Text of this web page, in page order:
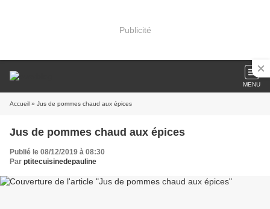
Publicité
MENU
Accueil » Jus de pommes chaud aux épices
Jus de pommes chaud aux épices
Publié le 08/12/2019 à 08:30
Par ptitecuisinedepauline